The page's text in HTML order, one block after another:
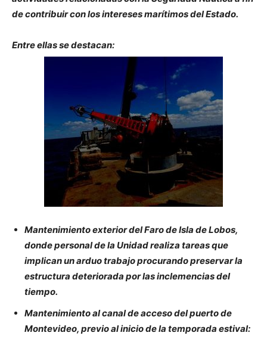
de contribuir con los intereses marítimos del Estado.
Entre ellas se destacan:
Mantenimiento exterior del Faro de Isla de Lobos,
donde personal de la Unidad realiza tareas que
implican un arduo trabajo procurando preservar la
estructura deteriorada por las inclemencias del
tiempo.
Mantenimiento al canal de acceso del puerto de
Montevideo, previo al inicio de la temporada estival: